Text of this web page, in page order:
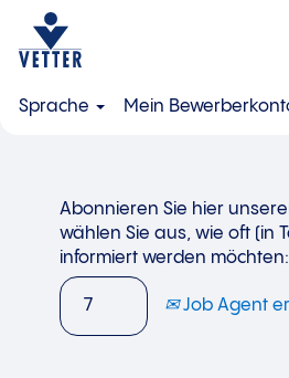
Sprache Mein
Abonnieren Sie hier
wählen Sie aus, wie oft (in
informiert werden möchten:
Job Agent